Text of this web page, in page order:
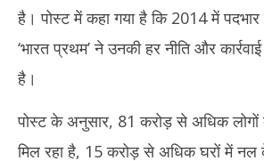
है। पोस्ट में कहा गया है कि 2014 में
‘भारत प्रथम’ ने उनकी हर नीति और कार्रवाई
है।
पोस्ट के अनुसार, 81 करोड़ से अधिक लोगों
मिल रहा है, 15 करोड़ से अधिक घरों में